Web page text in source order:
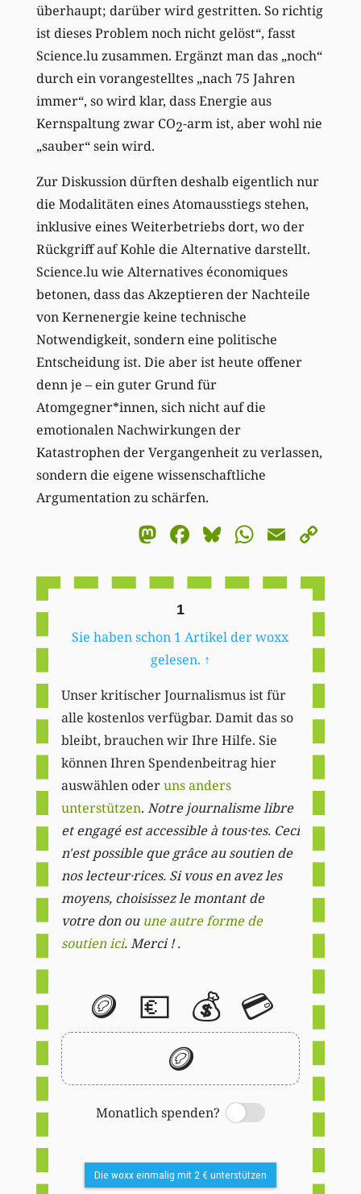
überhaupt; darüber wird gestritten. So richtig
ist dieses Problem noch nicht gelöst“, fasst
Science.lu zusammen. Ergänzt man das „noch“
durch ein vorangestelltes „nach 75 Jahren
immer“, so wird klar, dass Energie aus
Kernspaltung zwar CO2-arm ist, aber wohl nie
„sauber“ sein wird.
Zur Diskussion dürften deshalb eigentlich nur
die Modalitäten eines Atomausstiegs stehen,
inklusive eines Weiterbetriebs dort, wo der
Rückgriff auf Kohle die Alternative darstellt.
Science.lu wie Alternatives économiques
betonen, dass das Akzeptieren der Nachteile
von Kernenergie keine technische
Notwendigkeit, sondern eine politische
Entscheidung ist. Die aber ist heute offener
denn je – ein guter Grund für
Atomgegner*innen, sich nicht auf die
emotionalen Nachwirkungen der
Katastrophen der Vergangenheit zu verlassen,
sondern die eigene wissenschaftliche
Argumentation zu schärfen.
Mastodon
Facebook
BlueskyEmail
1
Sie haben schon 1 Artikel der woxx
gelesen. ↑
Unser kritischer Journalismus ist für
alle kostenlos verfügbar. Damit das so
bleibt, brauchen wir Ihre Hilfe. Sie
können Ihren Spendenbeitrag hier
auswählen oderuns anders
unterstützen. Notre journalisme libre
et engagé est accessible à tous·tes. Ceci
n'est possible que grâce au soutien de
nos lecteur·rices. Si vous en avez les
moyens, choisissez le montant de
votre don ou une autre forme de
soutien ici. Merci ! .
🪙 💶 💰 💳
🪙
Monatlich spenden?
Switch
Die woxx einmalig mit 2 € unterstützen